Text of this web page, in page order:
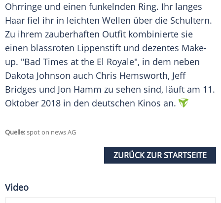
Ohrringe und einen funkelnden Ring. Ihr langes
Haar fiel ihr in leichten Wellen über die Schultern.
Zu ihrem zauberhaften Outfit kombinierte sie
einen blassroten Lippenstift und dezentes Make-
up. "Bad Times at the El Royale", in dem neben
Dakota Johnson auch Chris Hemsworth, Jeff
Bridges und Jon Hamm zu sehen sind, läuft am 11.
Oktober 2018 in den deutschen Kinos an.
Quelle:spot on news AG
ZURÜCK ZUR STARTSEITE
Video